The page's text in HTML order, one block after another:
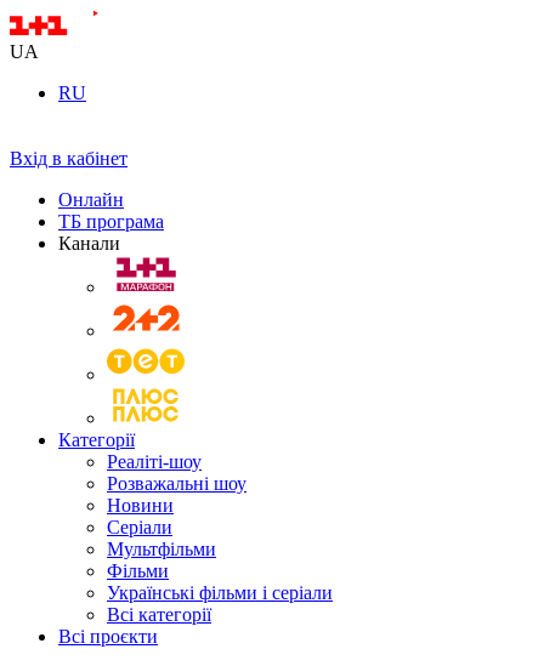
UA
RU
Вхід в кабінет
Онлайн
ТБ програма
Канали
Категорії
Реаліті-шоу
Розважальні шоу
Новини
Серіали
Мультфільми
Фільми
Українські фільми і серіали
Всі категорії
Всі проєкти